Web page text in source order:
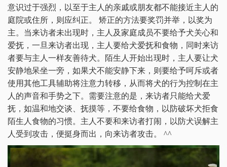
意识过于强烈，以至于主人的亲戚或朋友都不能接近主人的
庭院或住所，则应纠正。 矫正的方法要奖罚并举，以奖为
主。当来访者未出现时，主人及家庭成员不要给予犬关心和
爱抚，一旦来访者出现，主人要给犬爱抚和食物，同时来访
者要与主人一样友善待犬。陌生人开始出现时，主人要让犬
安静地呆坐一旁，如果犬不能安静下来，则要给予呵斥或者
使用其他工具辅助将注意力转移，从而将犬的行为控制在主
人的声音和手势之下。需要注意的是，来访者只能给犬爱
抚，如温和地交谈、抚摸等，不要给食物，以防破坏犬拒食
陌生人食物的习惯。主人不要和来访者打闹，以防犬误解主
人受到攻击，便挺身而出，向来访者攻击。 ^^